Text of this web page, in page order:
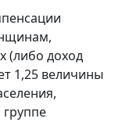
(либо доход
1,25 величины